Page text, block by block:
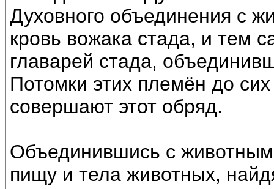
Духовного объединения с
кровь вожака стада, и тем
главарей стада,
Потомки этих племён до
совершают этот обряд.
Объединившись с
пищу и тела животных,